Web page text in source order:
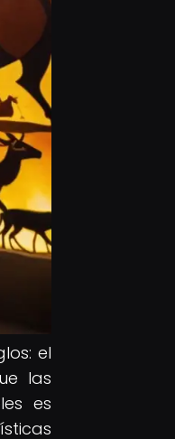
el
las
es